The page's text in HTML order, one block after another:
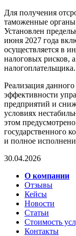
Для получения
таможенные органы
Установлен
июня 2027 года
осуществляется в
налоговых рисков,
налогоплательщика.
Реализация
эффективности
предприятий и
условиях
этом
государственного
и полное
30.04.2026
О компании
Отзывы
Кейсы
Новости
Статьи
Стоимость
Контакты